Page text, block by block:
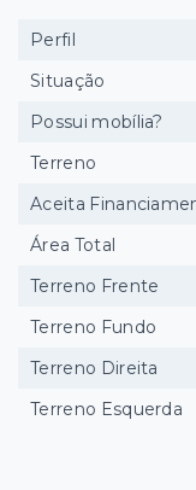
Perfil
Situação
Possui mobília?
Terreno
Aceita
Área Total
Terreno Frente
Terreno Fundo
Terreno Direita
Terreno Esquerda